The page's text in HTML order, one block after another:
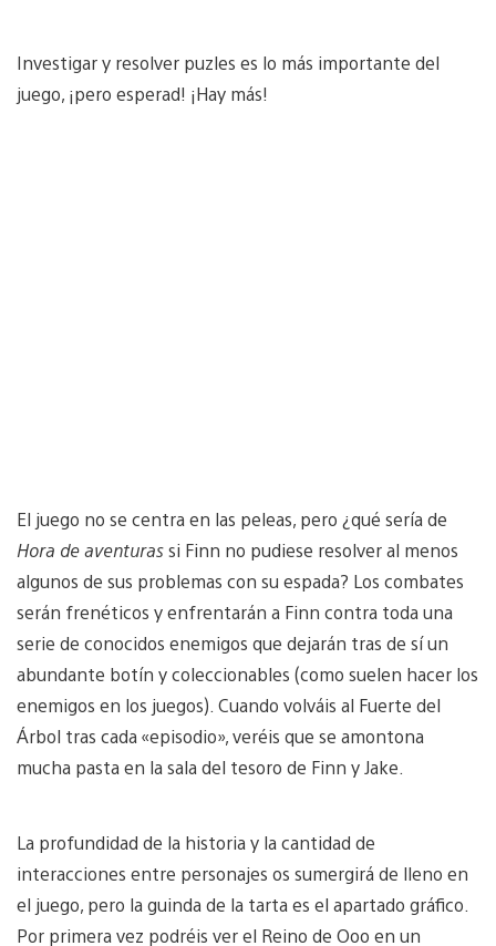
Investigar y resolver puzles es lo más importante del
juego, ¡pero esperad! ¡Hay más!
El juego no se centra en las peleas, pero ¿qué sería de
Hora de aventurassi Finn no pudiese resolver al menos
algunos de sus problemas con su espada? Los combates
serán frenéticos y enfrentarán a Finn contra toda una
serie de conocidos enemigos que dejarán tras de sí un
abundante botín y coleccionables (como suelen hacer los
enemigos en los juegos). Cuando volváis al Fuerte del
Árbol tras cada «episodio», veréis que se amontona
mucha pasta en la sala del tesoro de Finn y Jake.
La profundidad de la historia y la cantidad de
interacciones entre personajes os sumergirá de lleno en
el juego, pero la guinda de la tarta es el apartado gráfico.
Por primera vez podréis ver el Reino de Ooo en un